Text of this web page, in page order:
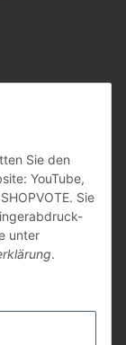
Sie den
YouTube,
Sie
unter
.